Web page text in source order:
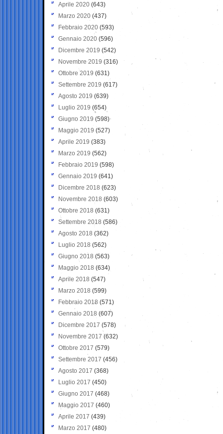
Aprile 2020 (643)
Marzo 2020 (437)
Febbraio 2020 (593)
Gennaio 2020 (596)
Dicembre 2019 (542)
Novembre 2019 (316)
Ottobre 2019 (631)
Settembre 2019 (617)
Agosto 2019 (639)
Luglio 2019 (654)
Giugno 2019 (598)
Maggio 2019 (527)
Aprile 2019 (383)
Marzo 2019 (562)
Febbraio 2019 (598)
Gennaio 2019 (641)
Dicembre 2018 (623)
Novembre 2018 (603)
Ottobre 2018 (631)
Settembre 2018 (586)
Agosto 2018 (362)
Luglio 2018 (562)
Giugno 2018 (563)
Maggio 2018 (634)
Aprile 2018 (547)
Marzo 2018 (599)
Febbraio 2018 (571)
Gennaio 2018 (607)
Dicembre 2017 (578)
Novembre 2017 (632)
Ottobre 2017 (579)
Settembre 2017 (456)
Agosto 2017 (368)
Luglio 2017 (450)
Giugno 2017 (468)
Maggio 2017 (460)
Aprile 2017 (439)
Marzo 2017 (480)